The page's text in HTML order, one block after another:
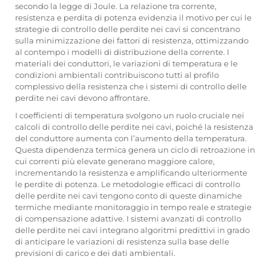
secondo la legge di Joule. La relazione tra corrente,
resistenza e perdita di potenza evidenzia il motivo per cui le
strategie di controllo delle perdite nei cavi si concentrano
sulla minimizzazione dei fattori di resistenza, ottimizzando
al contempo i modelli di distribuzione della corrente. I
materiali dei conduttori, le variazioni di temperatura e le
condizioni ambientali contribuiscono tutti al profilo
complessivo della resistenza che i sistemi di controllo delle
perdite nei cavi devono affrontare.
I coefficienti di temperatura svolgono un ruolo cruciale nei
calcoli di controllo delle perdite nei cavi, poiché la resistenza
del conduttore aumenta con l’aumento della temperatura.
Questa dipendenza termica genera un ciclo di retroazione in
cui correnti più elevate generano maggiore calore,
incrementando la resistenza e amplificando ulteriormente
le perdite di potenza. Le metodologie efficaci di controllo
delle perdite nei cavi tengono conto di queste dinamiche
termiche mediante monitoraggio in tempo reale e strategie
di compensazione adattive. I sistemi avanzati di controllo
delle perdite nei cavi integrano algoritmi predittivi in grado
di anticipare le variazioni di resistenza sulla base delle
previsioni di carico e dei dati ambientali.